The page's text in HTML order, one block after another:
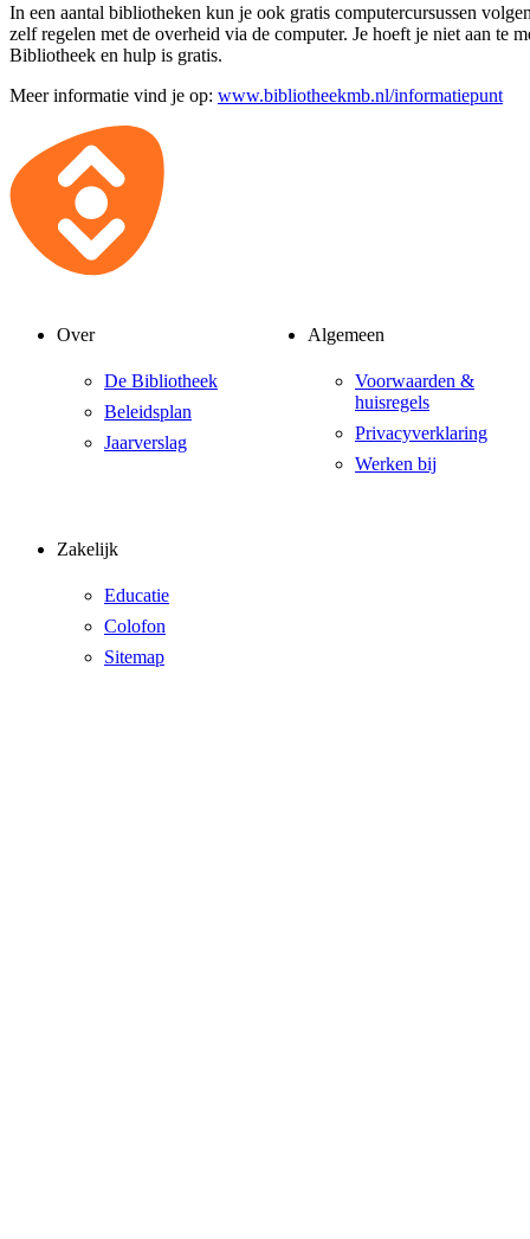
In een aantal bibliotheken kun je ook gratis computercursussen
zelf regelen met de overheid via de computer. Je hoeft je niet aan te
Bibliotheek en hulp is gratis.
Meer informatie vind je op: www.bibliotheekmb.nl/informatiepunt
Over
De Bibliotheek
Beleidsplan
Jaarverslag
Algemeen
Voorwaarden &
huisregels
Privacyverklaring
Werken bij
Zakelijk
Educatie
Colofon
Sitemap